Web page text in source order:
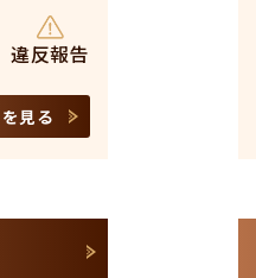
違反報告
見る